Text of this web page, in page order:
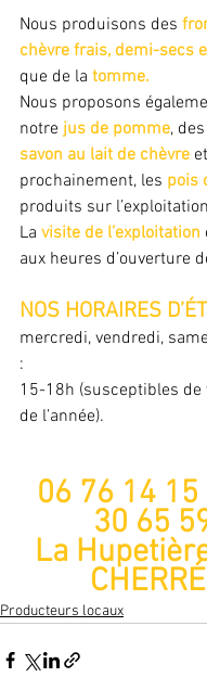
Nous produisons des
chèvre frais, demi-secs
que de la tomme.
Nous proposons
notre jus de pomme, des
savon au lait de chèvre et
prochainement, les pois
produits sur
La visite de l’exploitation
aux heures d’ouverture
NOS HORAIRES
mercredi, vendredi,
:
15-18h (susceptibles de
de l’année).
06 76 14
30 65
La
Producteurs locaux